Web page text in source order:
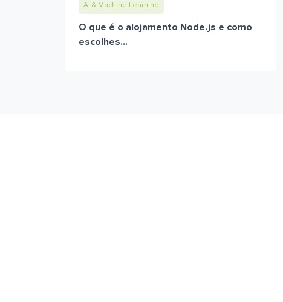
AI & Machine Learning
O que é o alojamento Node.js e como
escolhes...